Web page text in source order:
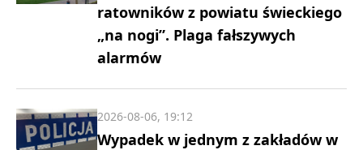
ratowników z powiatu świeckiego
„na nogi”. Plaga fałszywych
alarmów
Wypadek w jednym z zakładów w
2026-08-06, 19:12